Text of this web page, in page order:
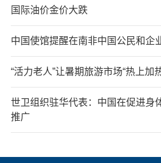
国际油价金价大跌
中国使馆提醒在南非中国公民和企
“活力老人”让暑期旅游市场“热上加
世卫组织驻华代表：中国在促进身
推广